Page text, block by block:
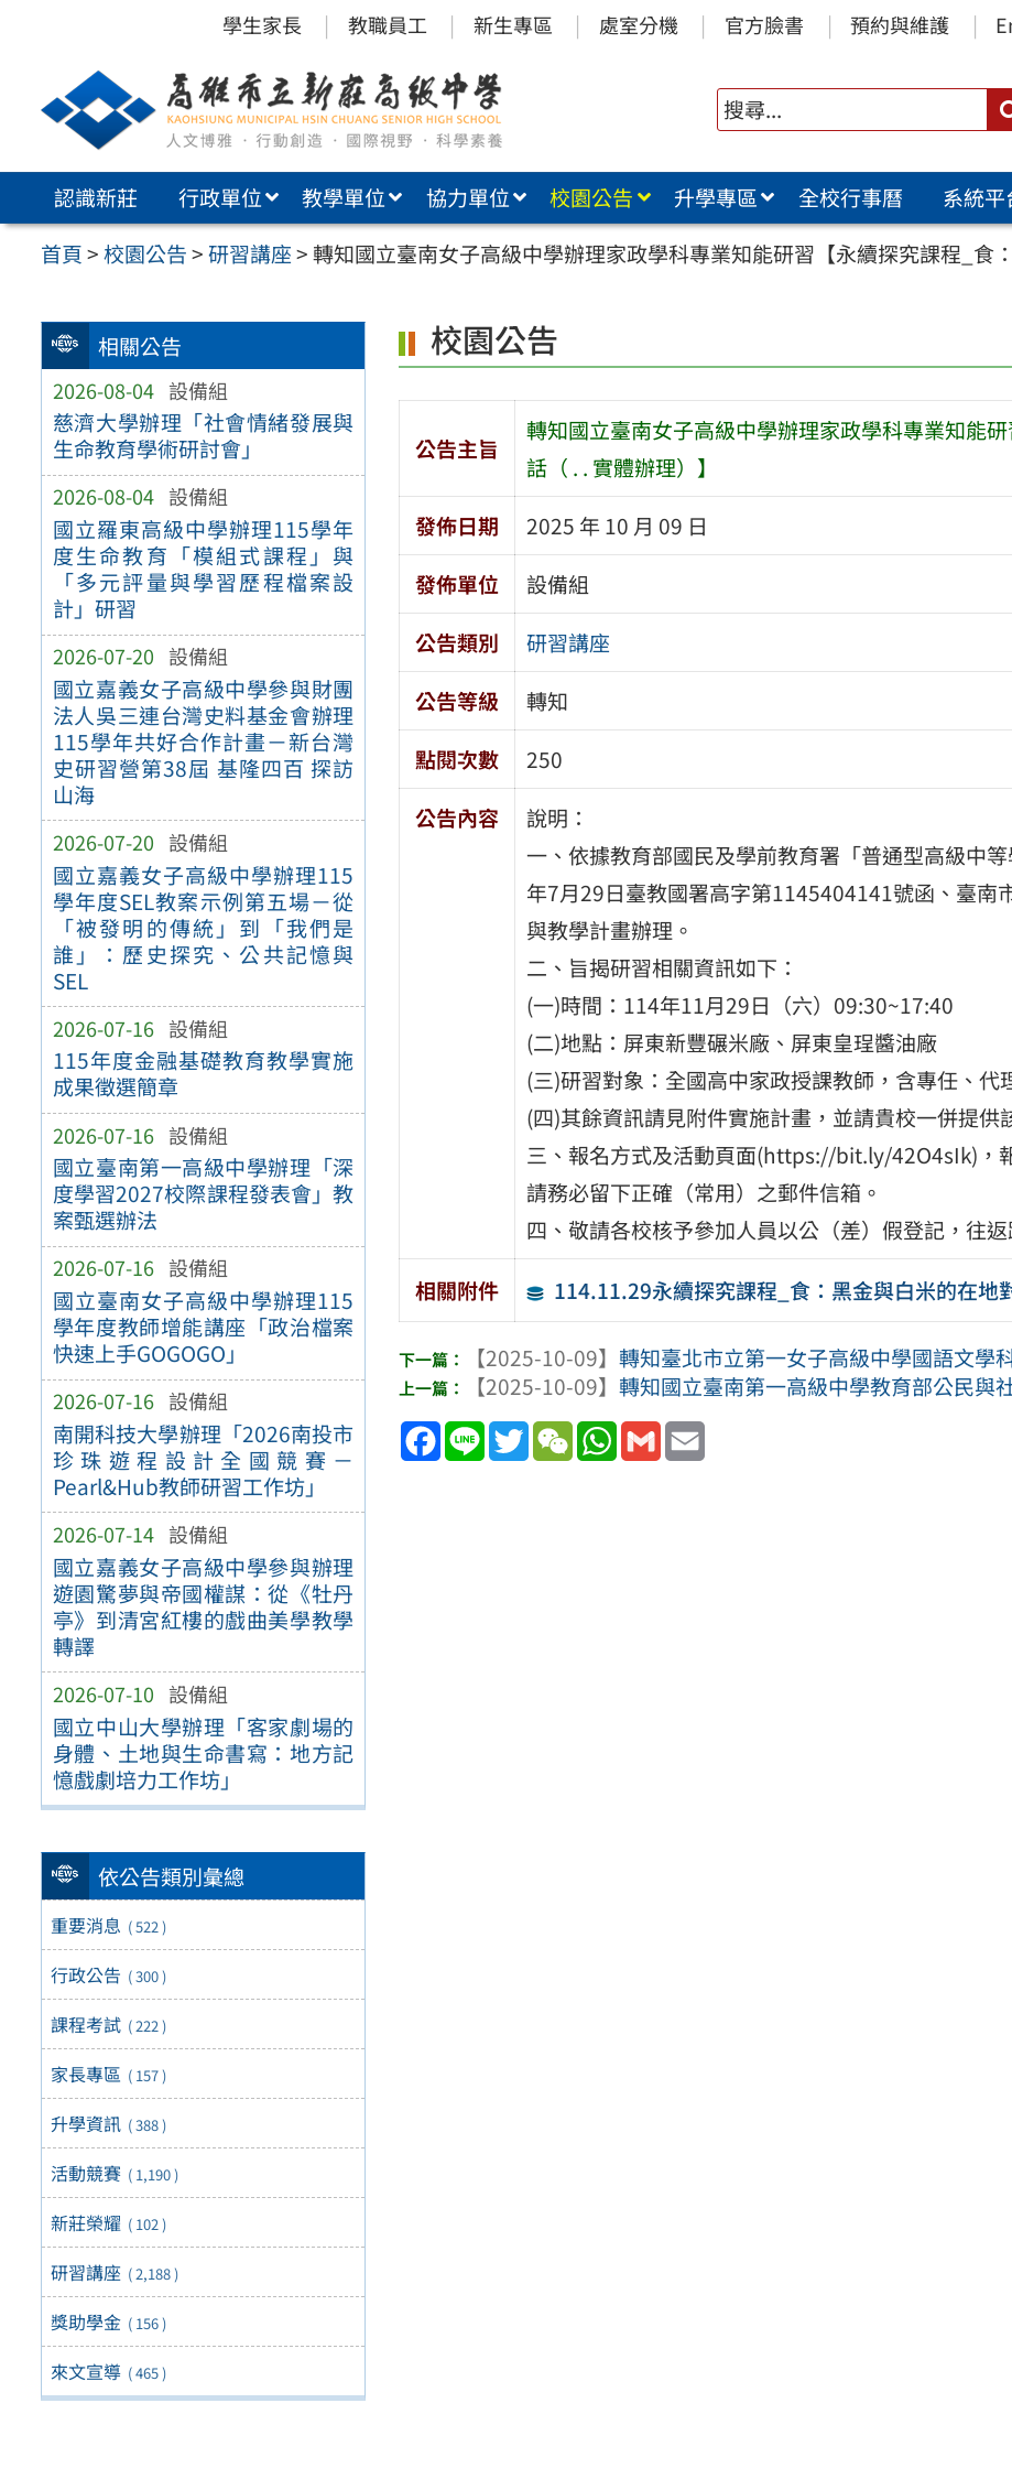
內
學生家長 教職員工 新生專區 處室分機 官方臉書 預約與維護
認識新莊 行政單位 教學單位 協力單位 校園公告 升學專區 全校行事曆
系統平
首頁>校園公告>研習講座>轉知國立臺南女子高級中學辦理家政學科專業知能研習【永續探究課程_食
相關公告
2026-08-04 設備組
慈濟大學辦理「社會情緒發展與
生命教育學術研討會」
2026-08-04 設備組
國立羅東高級中學辦理115學年
度生命教育「模組式課程」與
「多元評量與學習歷程檔案設
計」研習
2026-07-20 設備組
國立嘉義女子高級中學參與財團
法人吳三連台灣史料基金會辦理
115學年共好合作計畫－新台灣
史研習營第38屆 基隆四百 探訪
山海
2026-07-20 設備組
國立嘉義女子高級中學辦理115
學年度SEL教案示例第五場－從
「被發明的傳統」到「我們是
誰」：歷史探究、公共記憶與
SEL
2026-07-16 設備組
115年度金融基礎教育教學實施
成果徵選簡章
2026-07-16 設備組
國立臺南第一高級中學辦理「深
度學習2027校際課程發表會」教
案甄選辦法
2026-07-16 設備組
國立臺南女子高級中學辦理115
學年度教師增能講座「政治檔案
快速上手GOGOGO」
2026-07-16 設備組
南開科技大學辦理「2026南投市
珍珠遊程設計全國競賽－
Pearl&Hub教師研習工作坊」
2026-07-14 設備組
國立嘉義女子高級中學參與辦理
遊園驚夢與帝國權謀：從《牡丹
亭》到清宮紅樓的戲曲美學教學
轉譯
2026-07-10 設備組
國立中山大學辦理「客家劇場的
身體、土地與生命書寫：地方記
憶戲劇培力工作坊」
依公告類別彙總
重要消息 ( 522 )
行政公告 ( 300 )
課程考試 ( 222 )
家長專區 ( 157 )
升學資訊 ( 388 )
活動競賽 ( 1,190 )
新莊榮耀 ( 102 )
研習講座 ( 2,188 )
獎助學金 ( 156 )
來文宣導 ( 465 )
校園公告
公告主旨
轉知國立臺南女子高級中學辦理家政學科專業知能
話（ . . 實體辦理）】
發佈日期
2025 年 10 月 09 日
發佈單位
設備組
公告類別
研習講座
公告等級
轉知
點閱次數
250
公告內容
說明：
一、依據教育部國民及學前教育署「普通型高級中
年7月29日臺教國署高字第1145404141號函、臺南
與教學計畫辦理。
二、旨揭研習相關資訊如下：
(一)時間：114年11月29日（六）09:30~17:40
(二)地點：屏東新豐碾米廠、屏東皇珵醬油廠
(三)研習對象：全國高中家政授課教師，含專任、代
(四)其餘資訊請見附件實施計畫，並請貴校一併提供
三、報名方式及活動頁面(https://bit.ly/42O4sIk)，
請務必留下正確（常用）之郵件信箱。
四、敬請各校核予參加人員以公（差）假登記，往
相關附件
114.11.29永續探究課程_食：黑金與白米的在地
【2025-10-09】轉知臺北市立第一女子高級中學國語文學
【2025-10-09】轉知國立臺南第一高級中學教育部公民與
Facebook
Line TwitterWeChatWhatsApp
Gmail